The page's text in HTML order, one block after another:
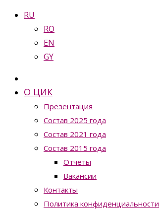
RU
RO
EN
GY
О ЦИК
Презентация
Состав 2025 года
Состав 2021 года
Состав 2015 года
Отчеты
Вакансии
Контакты
Политика конфиденциальности